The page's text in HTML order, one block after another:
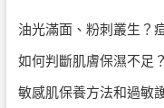
油光滿面、粉刺叢生？
如何判斷肌膚保濕不足
敏感肌保養方法和過敏